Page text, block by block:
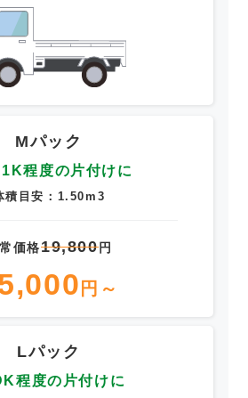
Mパック
程度の片付けに
積目安：1.50m3
価格19,800円
円～
Lパック
程度の片付けに